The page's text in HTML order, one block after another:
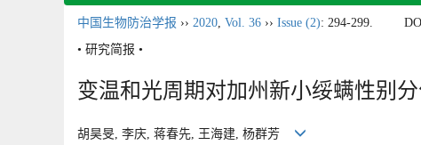
中国生物防治学报 ›› 2020, Vol. 36 ›› Issue (2): 294-299.
• 研究简报 •
变温和光周期对加州新小绥螨性别
胡昊旻, 李庆, 蒋春先, 王海建, 杨群芳